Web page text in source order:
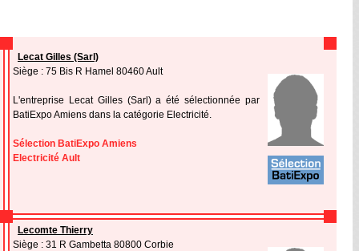
Lecat Gilles (Sarl)
Siège : 75 Bis R Hamel 80460 Ault
L'entreprise Lecat Gilles (Sarl) a été sélectionnée par
BatiExpo Amiens dans la catégorie Electricité.
Sélection BatiExpo Amiens
Electricité Ault
Lecomte Thierry
Siège : 31 R Gambetta 80800 Corbie